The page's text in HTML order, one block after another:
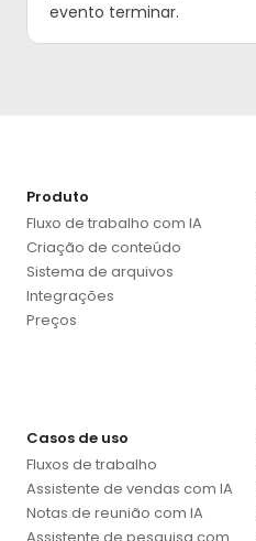
evento terminar.
Produto
Fluxo de trabalho com IA
Criação de conteúdo
Sistema de arquivos
Integrações
Preços
Casos de uso
Fluxos de trabalho
Assistente de vendas com IA
Notas de reunião com IA